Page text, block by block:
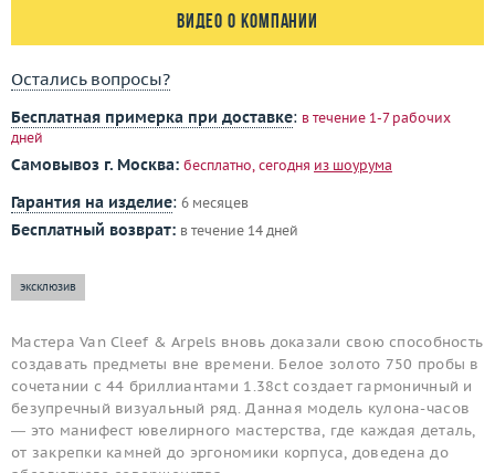
Видео о компании
Остались вопросы?
Бесплатная примерка при доставке: в течение 1-7 рабочих
дней
Самовывоз г. Москва: бесплатно, сегодня из шоурума
Гарантия на изделие: 6 месяцев
Бесплатный возврат: в течение 14 дней
эксклюзив
Мастера Van Cleef & Arpels вновь доказали свою способность
создавать предметы вне времени. Белое золото 750 пробы в
сочетании с 44 бриллиантами 1.38ct создает гармоничный и
безупречный визуальный ряд. Данная модель кулона-часов
— это манифест ювелирного мастерства, где каждая деталь,
от закрепки камней до эргономики корпуса, доведена до